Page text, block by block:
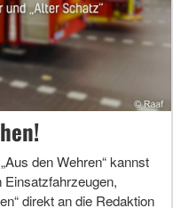
den Wehren“ kannst
Einsatzfahrzeugen,
direkt an die Redaktion